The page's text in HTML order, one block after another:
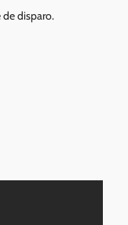
disparo.